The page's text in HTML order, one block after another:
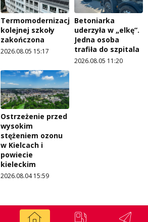
Termomodernizacja
kolejnej szkoły
zakończona
2026.08.05 15:17
Betoniarka
uderzyła w „elkę”.
Jedna osoba
trafiła do szpitala
2026.08.05 11:20
Ostrzeżenie przed
wysokim
stężeniem ozonu
w Kielcach i
powiecie
kieleckim
2026.08.04 15:59